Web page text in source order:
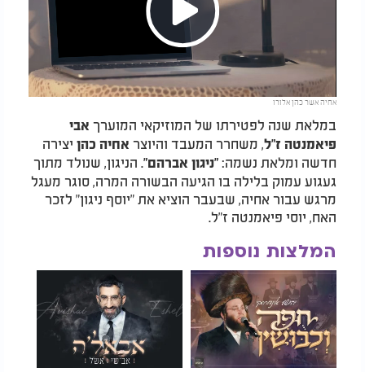
Play
Video
אחיה אשר כהן אלורו
במלאת שנה לפטירתו של המוזיקאי המוערך אבי
פיאמנטה ז"ל, משחרר המעבד והיוצר אחיה כהן יצירה
חדשה ומלאת נשמה:"ניגון אברהם". הניגון, שנולד מתוך
געגוע עמוק בלילה בו הגיעה הבשורה המרה, סוגר מעגל
מרגש עבור אחיה, שבעבר הוציא את "יוסף ניגון" לזכר
האח, יוסי פיאמנטה ז"ל.
המלצות נוספות